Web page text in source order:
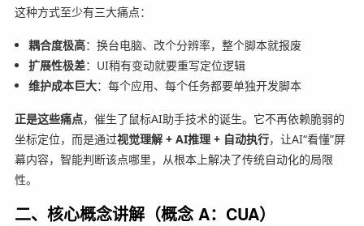
这种方式至少有三大痛点：
耦合度极高：换台电脑、改个分辨率，整个脚本就报废
扩展性极差：UI稍有变动就要重写定位逻辑
维护成本巨大：每个应用、每个任务都要单独开发脚本
正是这些痛点，催生了鼠标AI助手技术的诞生。它不再依赖脆弱的
坐标定位，而是通过视觉理解 + AI推理 + 自动执行，让AI“看懂”屏
幕内容，智能判断该点哪里，从根本上解决了传统自动化的局限
性。
二、核心概念讲解（概念 A：CUA）